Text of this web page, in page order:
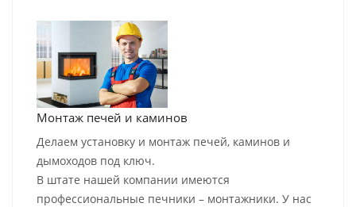
Монтаж печей и каминов
Делаем установку и монтаж печей, каминов и
дымоходов под ключ.
В штате нашей компании имеются
профессиональные печники – монтажники. У нас